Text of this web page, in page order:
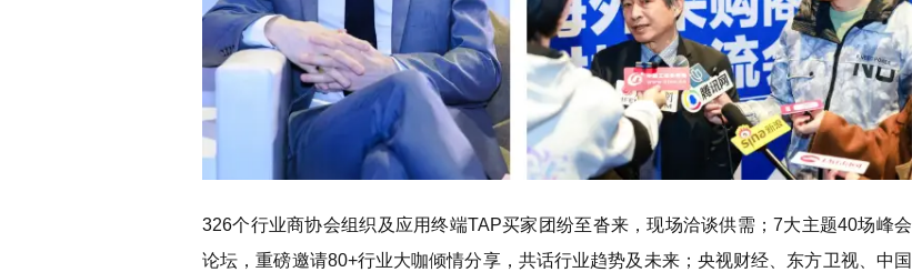
326个行业商协会组织及应用终端TAP买家团纷至沓来，现场洽谈供需；7大主题40场峰会
论坛，重磅邀请80+行业大咖倾情分享，共话行业趋势及未来；央视财经、东方卫视、中国